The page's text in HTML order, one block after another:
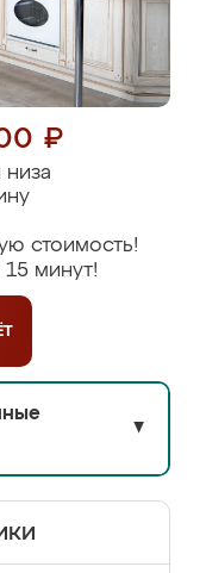
₽
стоимость!
минут!
▼